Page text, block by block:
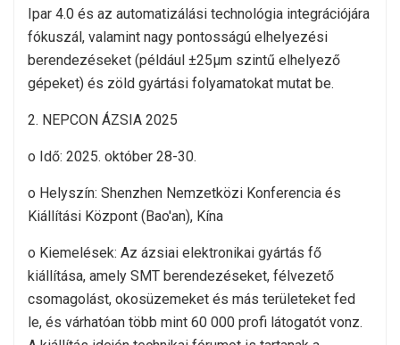
Ipar 4.0 és az automatizálási technológia integrációjára
fókuszál, valamint nagy pontosságú elhelyezési
berendezéseket (például ±25μm szintű elhelyező
gépeket) és zöld gyártási folyamatokat mutat be.
2. NEPCON ÁZSIA 2025
o Idő: 2025. október 28-30.
o Helyszín: Shenzhen Nemzetközi Konferencia és
Kiállítási Központ (Bao'an), Kína
o Kiemelések: Az ázsiai elektronikai gyártás fő
kiállítása, amely SMT berendezéseket, félvezető
csomagolást, okosüzemeket és más területeket fed
le, és várhatóan több mint 60 000 profi látogatót vonz.